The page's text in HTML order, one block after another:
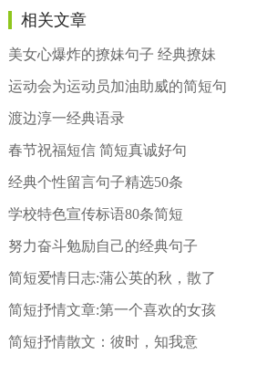
相关文章
美女心爆炸的撩妹句子 经典撩妹
运动会为运动员加油助威的简短句
渡边淳一经典语录
春节祝福短信 简短真诚好句
经典个性留言句子精选50条
学校特色宣传标语80条简短
努力奋斗勉励自己的经典句子
简短爱情日志:蒲公英的秋，散了
简短抒情文章:第一个喜欢的女孩
简短抒情散文：彼时，知我意